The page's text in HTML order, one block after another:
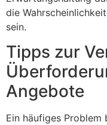
die
sein.
Tipps zur
Angebote
Ein häufiges